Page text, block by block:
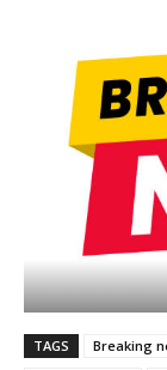
TAGS Breaking